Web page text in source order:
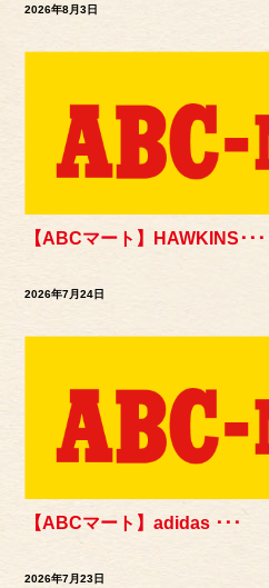
2026年8月3日
【ABCマート】HAWKINS･･･
2026年7月24日
【ABCマート】adidas ･･･
2026年7月23日